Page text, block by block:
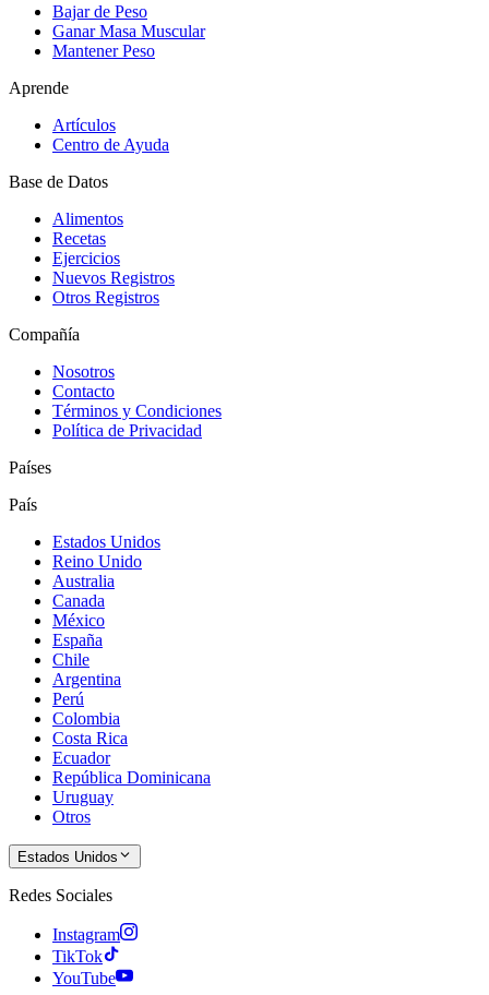
Bajar de Peso
Ganar Masa Muscular
Mantener Peso
Aprende
Artículos
Centro de Ayuda
Base de Datos
Alimentos
Recetas
Ejercicios
Nuevos Registros
Otros Registros
Compañía
Nosotros
Contacto
Términos y Condiciones
Política de Privacidad
Países
País
Estados Unidos
Reino Unido
Australia
Canada
México
España
Chile
Argentina
Perú
Colombia
Costa Rica
Ecuador
República Dominicana
Uruguay
Otros
Estados Unidos
Redes Sociales
Instagram
TikTok
YouTube